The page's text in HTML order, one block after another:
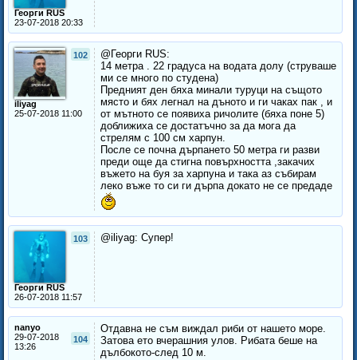
Георги RUS
23-07-2018 20:33
102
iliyag
25-07-2018 11:00
@Георги RUS:
14 метра . 22 градуса на водата долу (струваше
ми се много по студена)
Предният ден бяха минали туруци на същото
място и бях легнал на дъното и ги чаках пак , и
от мътното се появиха ричолите (бяха поне 5)
доближиха се достатъчно за да мога да
стрелям с 100 см харпун.
После се почна дърпането 50 метра ги разви
преди още да стигна повърхността ,закачих
въжето на буя за харпуна и така аз събирам
леко въже то си ги дърпа докато не се предаде
103
Георги RUS
26-07-2018 11:57
@iliyag: Супер!
nanyo
104
29-07-2018
13:26
Отдавна не съм виждал риби от нашето море.
Затова ето вчерашния улов. Рибата беше на
дълбокото-след 10 м.